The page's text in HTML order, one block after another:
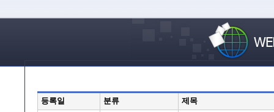
등록일 분류 제목